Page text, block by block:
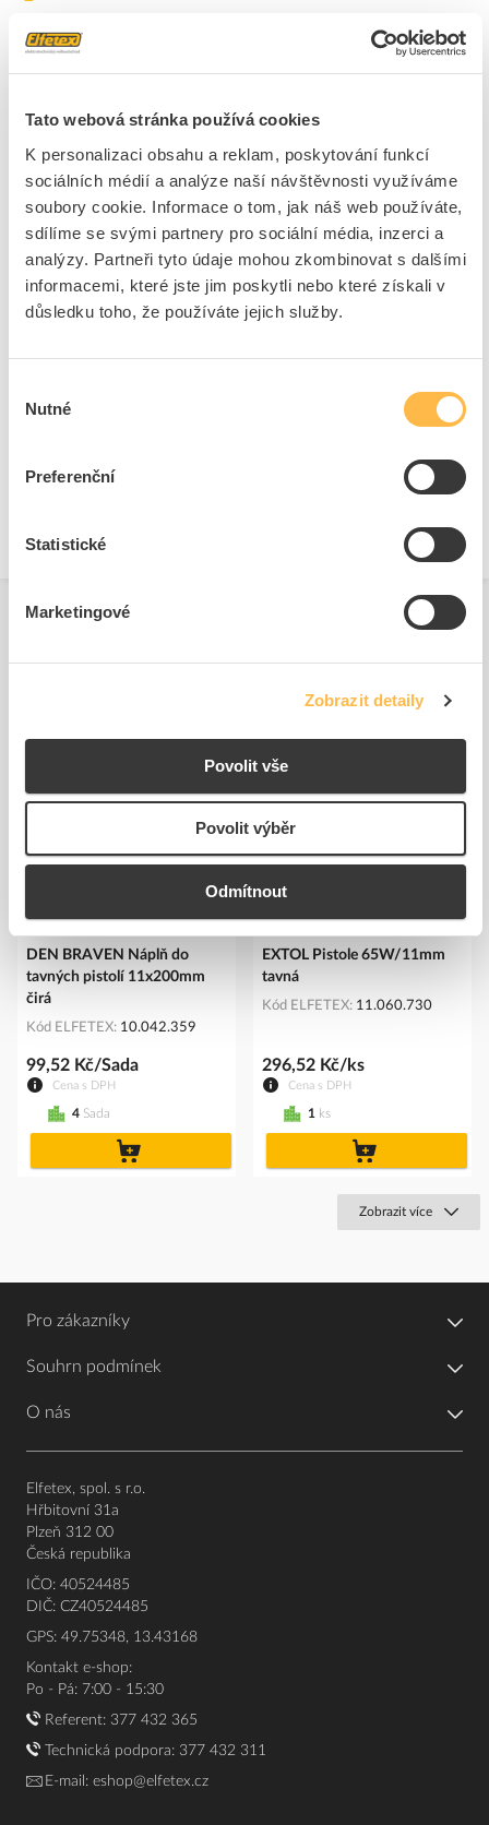
Tato webová stránka používá cookies
K personalizaci obsahu a reklam, poskytování funkcí
sociálních médií a analýze naší návštěvnosti využíváme
soubory cookie. Informace o tom, jak náš web používáte,
sdílíme se svými partnery pro sociální média, inzerci a
analýzy. Partneři tyto údaje mohou zkombinovat s dalšími
informacemi, které jste jim poskytli nebo které získali v
důsledku toho, že používáte jejich služby.
souhlasu
Nutné
Preferenční
Statistické
Marketingové
Zobrazit detaily
Povolit vše
Povolit výběr
Odmítnout
Skladem pro e-shop 131 ks
Pro vyzvednutí následující pracovní den na pobočce objednejte nejpozději
Tavné tyčinky
průměr 11mm x 200mm, pracovní teplota 160°
Délka
DEN BRAVEN Náplň do
tavných pistolí 11x200mm
čirá
Kód ELFETEX 10.042.359
Cena s DPH
99,52 Kč/Sada
4 Sada
EXTOL Pistole 65W/11mm
tavná
Kód ELFETEX 11.060.730
Cena s DPH
296,52 Kč/ks
1 ks
Zobrazit více
Pro zákazníky
Souhrn podmínek
O nás
Elfetex, spol. s r.o.
Hřbitovní 31a
Plzeň 312 00
Česká republika
IČO: 40524485
DIČ: CZ40524485
GPS: 49.75348, 13.43168
Kontakt e-shop:
Po - Pá: 7:00 - 15:30
Referent: 377 432 365
Technická podpora: 377 432 311
E-mail: eshop@elfetex.cz